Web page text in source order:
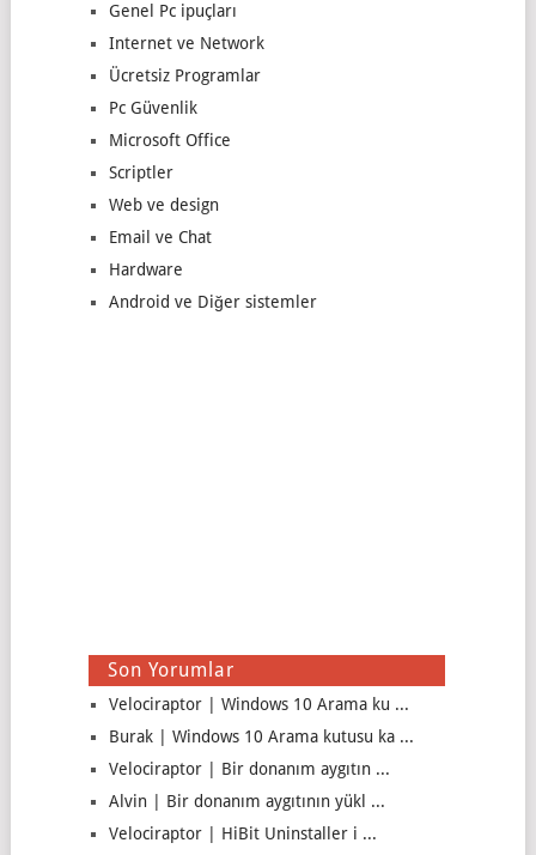
Genel Pc ipuçları
Internet ve Network
Ücretsiz Programlar
Pc Güvenlik
Microsoft Office
Scriptler
Web ve design
Email ve Chat
Hardware
Android ve Diğer sistemler
Son Yorumlar
Velociraptor | Windows 10 Arama ku ...
Burak | Windows 10 Arama kutusu ka ...
Velociraptor | Bir donanım aygıtın ...
Alvin | Bir donanım aygıtının yükl ...
Velociraptor | HiBit Uninstaller i ...